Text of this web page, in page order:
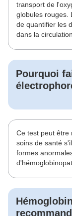
transport de
globules rouges.
de quantifier les
dans la
Pourquoi
Ce test peut être
soins de santé
formes